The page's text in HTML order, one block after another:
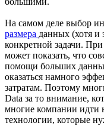
На самом деле выбор
размера данных (хотя и
конкретной задачи.
может показать, что
помощи больших
оказаться намного
затратам. Поэтому
Data за то внимание,
многие компании идти
технологии, которые